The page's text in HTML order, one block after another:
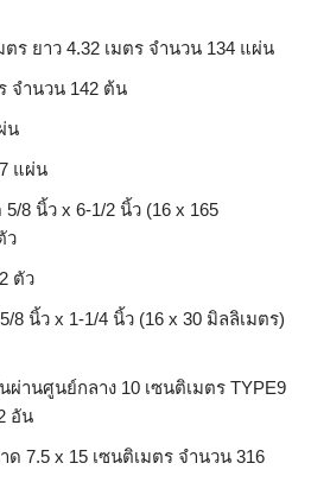
ตร ยาว 4.32 เมตร จำนวน 134 แผ่น
จำนวน 142 ต้น
น
แผ่น
8 นิ้ว x 6-1/2 นิ้ว (16 x 165
ว
ตัว
8 นิ้ว x 1-1/4 นิ้ว (16 x 30 มิลลิเมตร)
ผ่านศูนย์กลาง 10 เซนติเมตร TYPE9
อัน
ด 7.5 x 15 เซนติเมตร จำนวน 316